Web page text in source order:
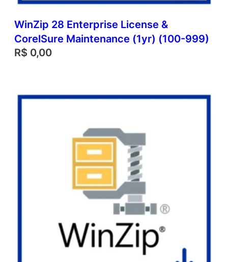
WinZip 28 Enterprise License &
CorelSure Maintenance (1yr) (100-999)
R$ 0,00